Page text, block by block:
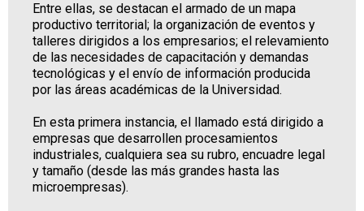
Entre ellas, se destacan el armado de un mapa
productivo territorial; la organización de eventos y
talleres dirigidos a los empresarios; el relevamiento
de las necesidades de capacitación y demandas
tecnológicas y el envío de información producida
por las áreas académicas de la Universidad.
En esta primera instancia, el llamado está dirigido a
empresas que desarrollen procesamientos
industriales, cualquiera sea su rubro, encuadre legal
y tamaño (desde las más grandes hasta las
microempresas).